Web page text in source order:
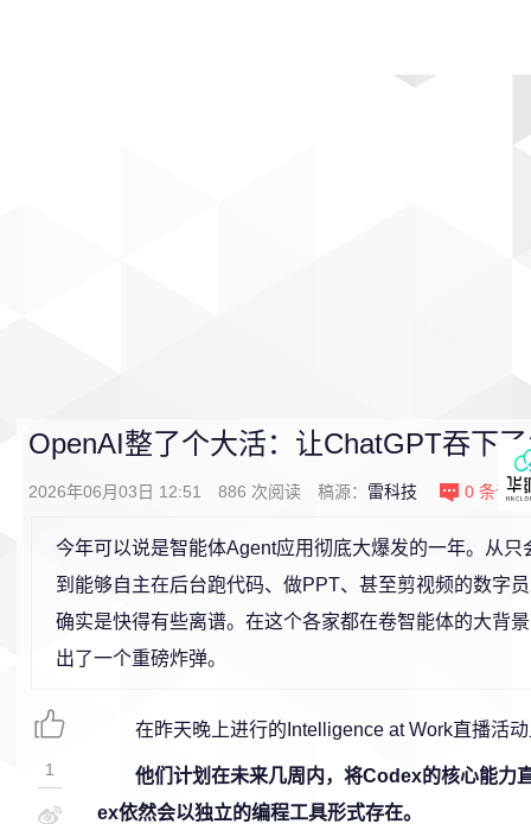
OpenAI整了个大活：让ChatGPT吞下
2026年06月03日 12:51 886 次阅读 稿源： 雷科技 0 条评论
今年可以说是智能体Agent应用彻底大爆发的一年。从只
到能够自主在后台跑代码、做PPT、甚至剪视频的数字
确实是快得有些离谱。在这个各家都在卷智能体的大背
出了一个重磅炸弹。
在昨天晚上进行的Intelligence at Work直播活
他们计划在未来几周内，将Codex的核心能力
ex依然会以独立的编程工具形式存在。
1